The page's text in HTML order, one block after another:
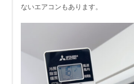
ないエアコンもあります。